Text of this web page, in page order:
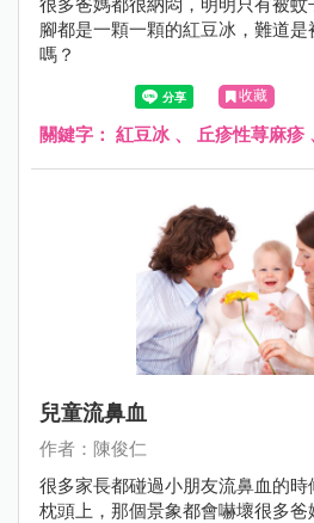
很多爸媽都很納悶，明明只有被
腳都是一顆一顆的紅豆冰，難道
嗎？
收藏
關鍵字： 紅豆冰 、 丘疹性荨麻疹
兒童流鼻血
作者：陳俊仁
很多家長都碰過小朋友流鼻血的時
枕頭上，那個景象都會嚇壞很多